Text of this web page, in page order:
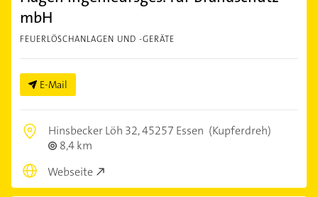
mbH
FEUERLÖSCHANLAGEN UND -GERÄTE
E-Mail
Hinsbecker Löh 32,45257 Essen (Kupferdreh)
8,4 km
Webseite